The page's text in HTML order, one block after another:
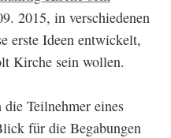
2015, in verschiedenen
erste Ideen entwickelt,
Kirche sein wollen.
Teilnehmer eines
für die Begabungen